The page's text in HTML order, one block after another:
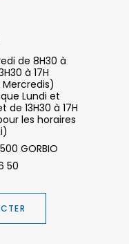
de 8H30 à
à 17H
Lundi et
13H30 à 17H
les horaires
GORBIO
50